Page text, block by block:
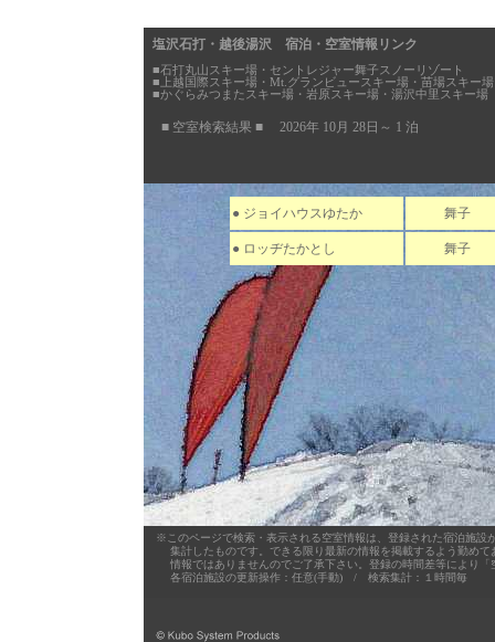
塩沢石打・越後湯沢 宿泊・空室情報リンク
■石打丸山スキー場・セントレジャー舞子スノーリゾート
■上越国際スキー場・Mt.グランビュースキー場・苗場スキー場
■かぐらみつまたスキー場・岩原スキー場・湯沢中里スキー場
■ 空室検索結果 ■ 2026年 10月 28日～ 1 泊
● ジョイハウスゆたか 舞子
● ロッヂたかとし 舞子
※このページで検索・表示される空室情報は、登録された宿泊施設
集計したものです。できる限り最新の情報を掲載するよう勤めて
情報ではありませんのでご了承下さい。登録の時間差等により「
各宿泊施設の更新操作：任意(手動) / 検索集計：１時間毎